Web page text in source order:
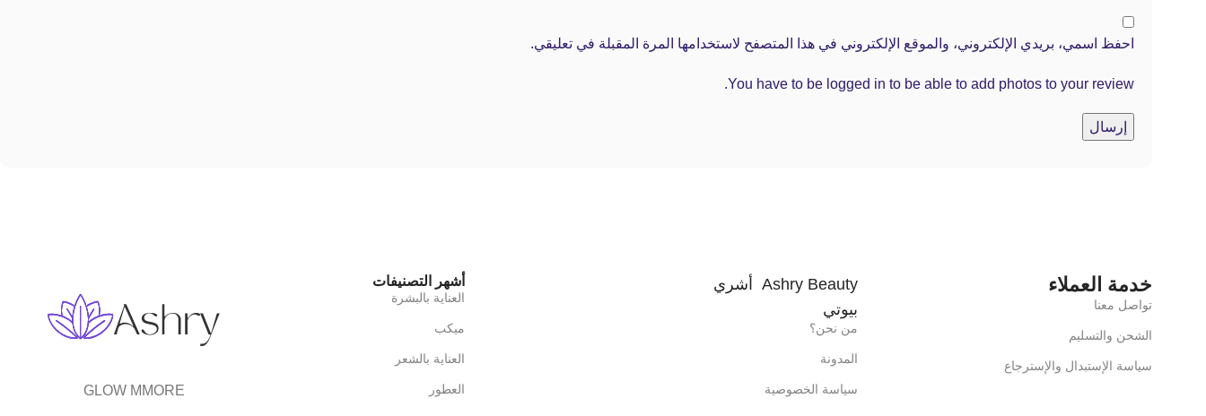
احفظ اسمي، بريدي الإلكتروني، والموقع الإلكتروني في هذا المتصفح لاستخدامها المرة المقبلة في تعليقي.
You have to be logged in to be able to add photos to your review.
GLOW MMORE
أشهر التصنيفات
العناية بالبشرة
ميكب
العناية بالشعر
العطور
Ashry Beauty أشري
بيوتي
من نحن؟
المدونة
سياسة الخصوصية
خدمة العملاء
تواصل معنا
الشحن والتسليم
سياسة الإستبدال والإسترجاع